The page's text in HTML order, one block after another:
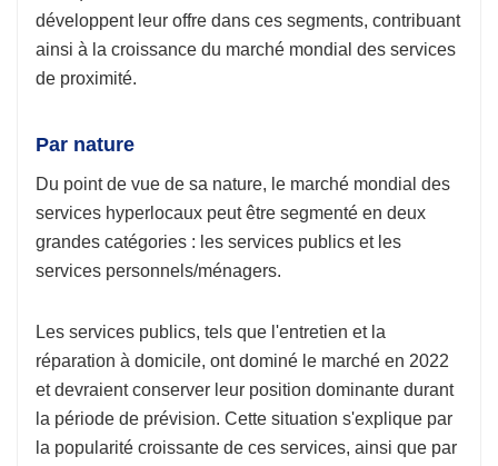
développent leur offre dans ces segments, contribuant
ainsi à la croissance du marché mondial des services
de proximité.
Par nature
Du point de vue de sa nature, le marché mondial des
services hyperlocaux peut être segmenté en deux
grandes catégories : les services publics et les
services personnels/ménagers.
Les services publics, tels que l'entretien et la
réparation à domicile, ont dominé le marché en 2022
et devraient conserver leur position dominante durant
la période de prévision. Cette situation s'explique par
la popularité croissante de ces services, ainsi que par